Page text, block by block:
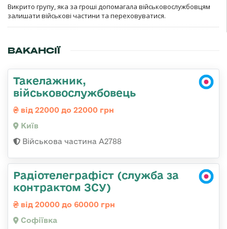
Викрито групу, яка за гроші допомагала військовослужбовцям
залишати військові частини та переховуватися.
ВАКАНСІЇ
Такелажник,
військовослужбовець
від 22000 до 22000 грн
Київ
Військова частина А2788
Радіотелеграфіст (служба за
контрактом ЗСУ)
від 20000 до 60000 грн
Софіївка